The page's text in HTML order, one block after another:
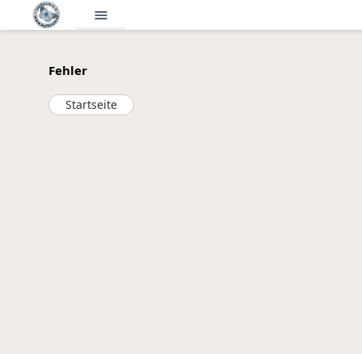
menu
Fehler
Startseite